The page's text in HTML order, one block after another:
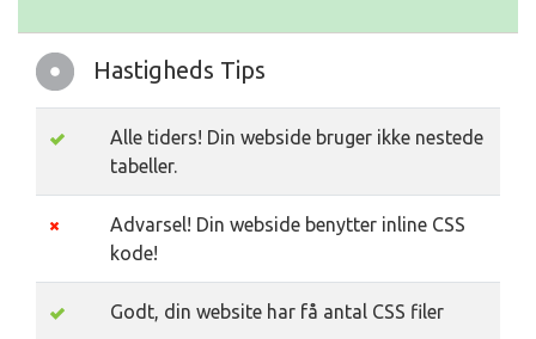
Hastigheds Tips
Alle tiders! Din webside bruger ikke nestede
tabeller.
Advarsel! Din webside benytter inline CSS
kode!
Godt, din website har få antal CSS filer